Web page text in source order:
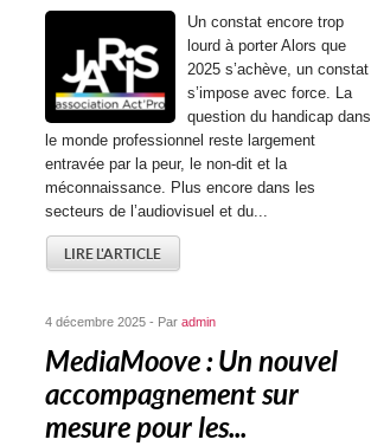
Un constat encore trop
lourd à porter Alors que
2025 s’achève, un constat
s’impose avec force. La
question du handicap dans
le monde professionnel reste largement
entravée par la peur, le non-dit et la
méconnaissance. Plus encore dans les
secteurs de l’audiovisuel et du...
LIRE L'ARTICLE
4 décembre 2025 - Paradmin
MediaMoove : Un nouvel
accompagnement sur
mesure pour les...